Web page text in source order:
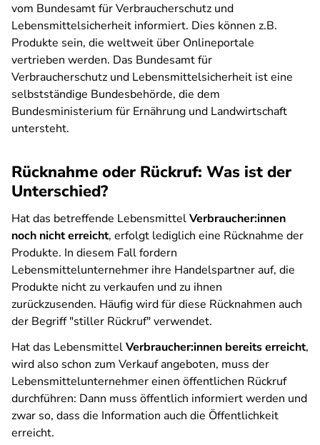
vom Bundesamt für Verbraucherschutz und
Lebensmittelsicherheit informiert. Dies können z.B.
Produkte sein, die weltweit über Onlineportale
vertrieben werden. Das Bundesamt für
Verbraucherschutz und Lebensmittelsicherheit ist eine
selbstständige Bundesbehörde, die dem
Bundesministerium für Ernährung und Landwirtschaft
untersteht.
Rücknahme oder Rückruf: Was ist der
Unterschied?
Hat das betreffende LebensmittelVerbraucher:innen
noch nicht erreicht, erfolgt lediglich eine Rücknahme der
Produkte. In diesem Fall fordern
Lebensmittelunternehmer ihre Handelspartner auf, die
Produkte nicht zu verkaufen und zu ihnen
zurückzusenden. Häufig wird für diese Rücknahmen auch
der Begriff "stiller Rückruf" verwendet.
Hat das LebensmittelVerbraucher:innen bereits erreicht,
wird also schon zum Verkauf angeboten, muss der
Lebensmittelunternehmer einen öffentlichen Rückruf
durchführen: Dann muss öffentlich informiert werden und
zwar so, dass die Information auch die Öffentlichkeit
erreicht.